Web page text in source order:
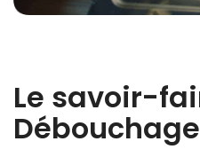
Le savoir-